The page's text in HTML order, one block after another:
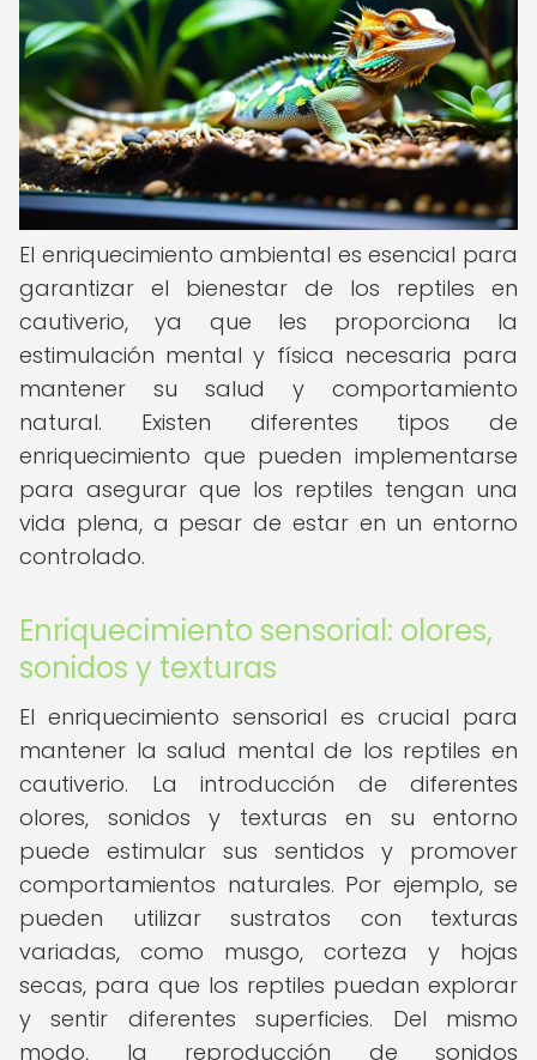
El enriquecimiento ambiental es esencial para
garantizar el bienestar de los reptiles en
cautiverio, ya que les proporciona la
estimulación mental y física necesaria para
mantener su salud y comportamiento
natural. Existen diferentes tipos de
enriquecimiento que pueden implementarse
para asegurar que los reptiles tengan una
vida plena, a pesar de estar en un entorno
controlado.
Enriquecimiento sensorial: olores,
sonidos y texturas
El enriquecimiento sensorial es crucial para
mantener la salud mental de los reptiles en
cautiverio. La introducción de diferentes
olores, sonidos y texturas en su entorno
puede estimular sus sentidos y promover
comportamientos naturales. Por ejemplo, se
pueden utilizar sustratos con texturas
variadas, como musgo, corteza y hojas
secas, para que los reptiles puedan explorar
y sentir diferentes superficies. Del mismo
modo, la reproducción de sonidos